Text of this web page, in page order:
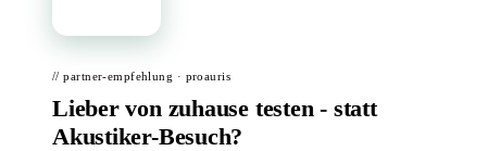
// partner-empfehlung · proauris
Lieber von zuhause testen - statt
Akustiker-Besuch?